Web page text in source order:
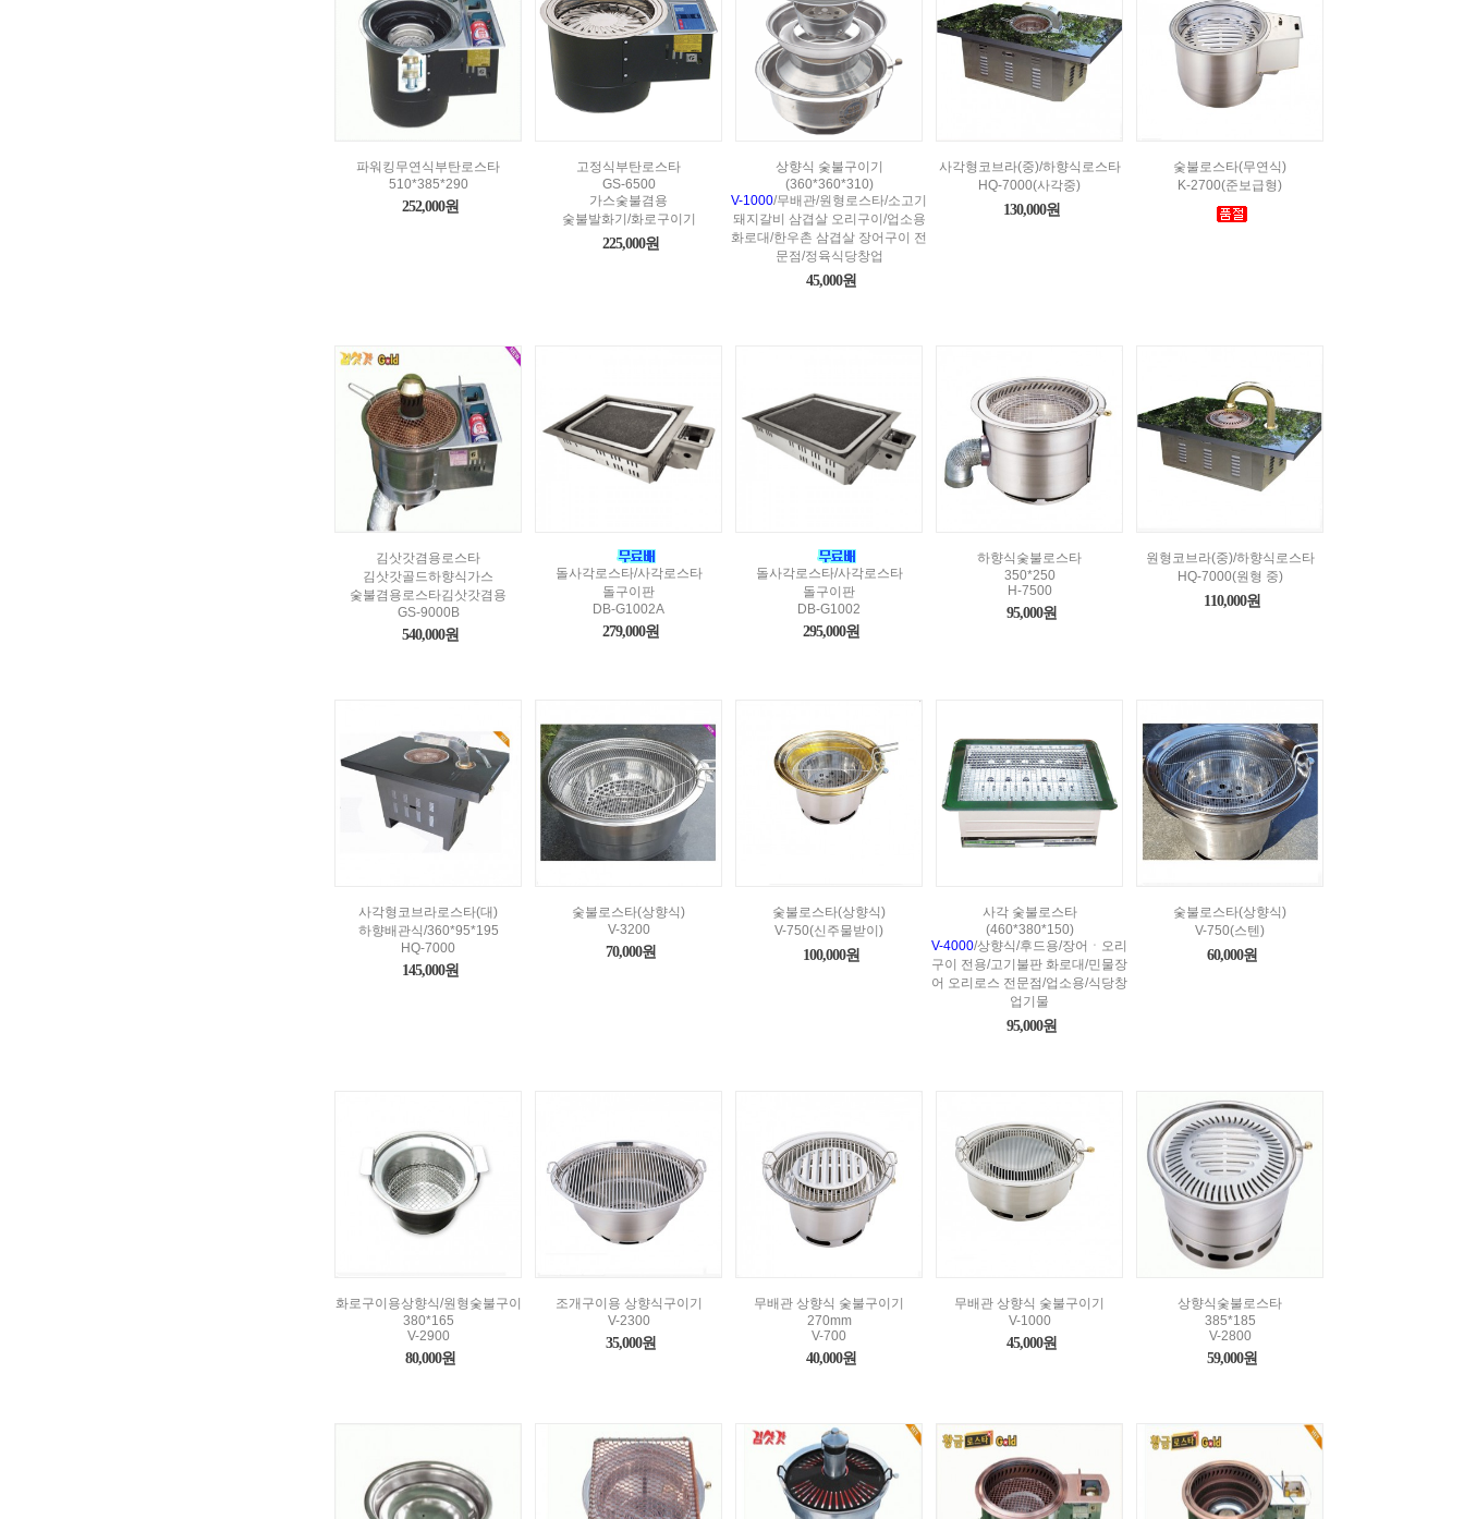
파워킹무연식부탄로스타
510*385*290
252,000원
고정식부탄로스타
GS-6500
가스숯불겸용
숯불발화기/화로구이기
225,000원
상향식 숯불구이기
(360*360*310)
V-1000/무배관/원형로스타/소고기
돼지갈비 삼겹살 오리구이/업소용
화로대/한우촌 삼겹살 장어구이 전
문점/정육식당창업
45,000원
사각형코브라(중)/하향식로스타
HQ-7000(사각중)
130,000원
숯불로스타(무연식)
K-2700(준보급형)
김삿갓겸용로스타
김삿갓골드하향식가스
숯불겸용로스타김삿갓겸용
GS-9000B
540,000원
돌사각로스타/사각로스타
돌구이판
DB-G1002A
279,000원
돌사각로스타/사각로스타
돌구이판
DB-G1002
295,000원
하향식숯불로스타
350*250
H-7500
95,000원
원형코브라(중)/하향식로스타
HQ-7000(원형 중)
110,000원
사각형코브라로스타(대)
하향배관식/360*95*195
HQ-7000
145,000원
숯불로스타(상향식)
V-3200
70,000원
숯불로스타(상향식)
V-750(신주물받이)
100,000원
사각 숯불로스타
(460*380*150)
V-4000/상향식/후드용/장어ㆍ오리
구이 전용/고기불판 화로대/민물장
어 오리로스 전문점/업소용/식당창
업기물
95,000원
숯불로스타(상향식)
V-750(스텐)
60,000원
화로구이용상향식/원형숯불구이
380*165
V-2900
80,000원
조개구이용 상향식구이기
V-2300
35,000원
무배관 상향식 숯불구이기
270mm
V-700
40,000원
무배관 상향식 숯불구이기
V-1000
45,000원
상향식숯불로스타
385*185
V-2800
59,000원